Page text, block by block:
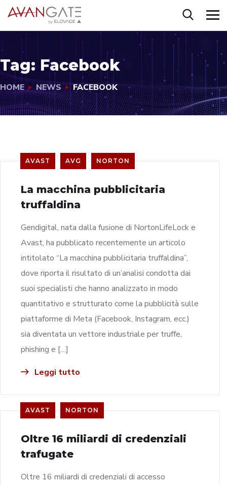
Tag: Facebook
HOME NEWS FACEBOOK
AVAST AVG NORTON
La macchina pubblicitaria
truffaldina
Gendigital, nata dalla fusione di NortonLifeLock e
Avast, ha pubblicato recentemente un articolo
intitolato “La macchina pubblicitaria truffaldina”,
dove riporta il risultato di un’analisi condotta dai
suoi specialisti che hanno analizzato in modo
quantitativo e strutturato come la pubblicità sulle
piattaforme di Meta (Facebook, Instagram, ecc.)
sia diventata un vettore industriale per truffe,
phishing e […]
Leggi tutto
AVAST NORTON
Oltre 16 miliardi di credenziali
trafugate
Oltre 16 miliardi di credenziali di accesso